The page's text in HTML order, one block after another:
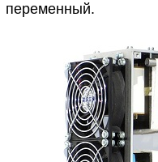
переменный.